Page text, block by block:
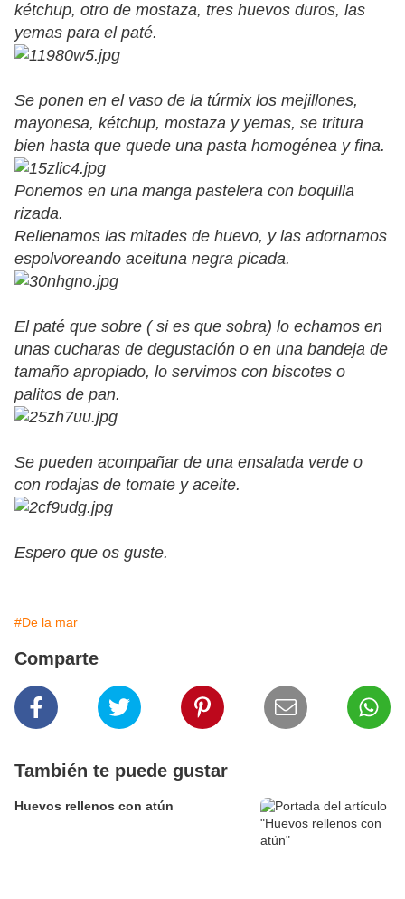
kétchup, otro de mostaza, tres huevos duros, las
yemas para el paté.
Se ponen en el vaso de la túrmix los mejillones,
mayonesa, kétchup, mostaza y yemas, se tritura
bien hasta que quede una pasta homogénea y fina.
Ponemos en una manga pastelera con boquilla
rizada.
Rellenamos las mitades de huevo, y las adornamos
espolvoreando aceituna negra picada.
El paté que sobre ( si es que sobra) lo echamos en
unas cucharas de degustación o en una bandeja de
tamaño apropiado, lo servimos con biscotes o
palitos de pan.
Se pueden acompañar de una ensalada verde o
con rodajas de tomate y aceite.
Espero que os guste.
#De la mar
Comparte
También te puede gustar
Huevos rellenos con atún